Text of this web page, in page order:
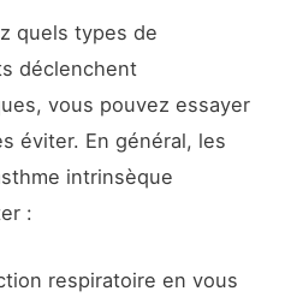
quels types de
déclenchent
vous pouvez essayer
éviter. En général, les
intrinsèque
:
respiratoire en vous